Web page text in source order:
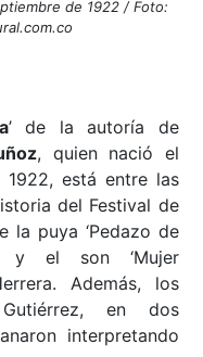
de 1922 / Foto:
’ de la autoría de
, quien nació el
está entre las
del Festival de
la puya ‘Pedazo de
y el son ‘Mujer
Además, los
en dos
interpretando